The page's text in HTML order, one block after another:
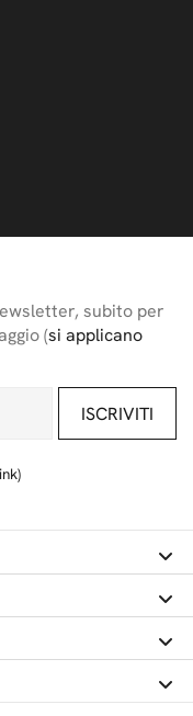
subito per
(si applicano
ISCRIVITI
)